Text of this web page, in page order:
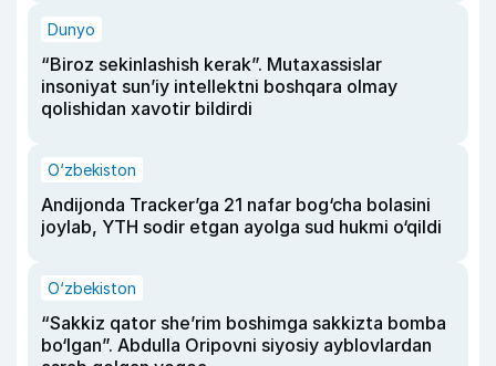
Dunyo
“Biroz sekinlashish kerak”. Mutaxassislar
insoniyat sun’iy intellektni boshqara olmay
qolishidan xavotir bildirdi
O‘zbekiston
Andijonda Tracker’ga 21 nafar bog‘cha bolasini
joylab, YTH sodir etgan ayolga sud hukmi o‘qildi
O‘zbekiston
“Sakkiz qator she’rim boshimga sakkizta bomba
bo‘lgan”. Abdulla Oripovni siyosiy ayblovlardan